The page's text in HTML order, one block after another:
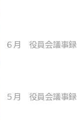
６月 役員会議事録
５月 役員会議事録